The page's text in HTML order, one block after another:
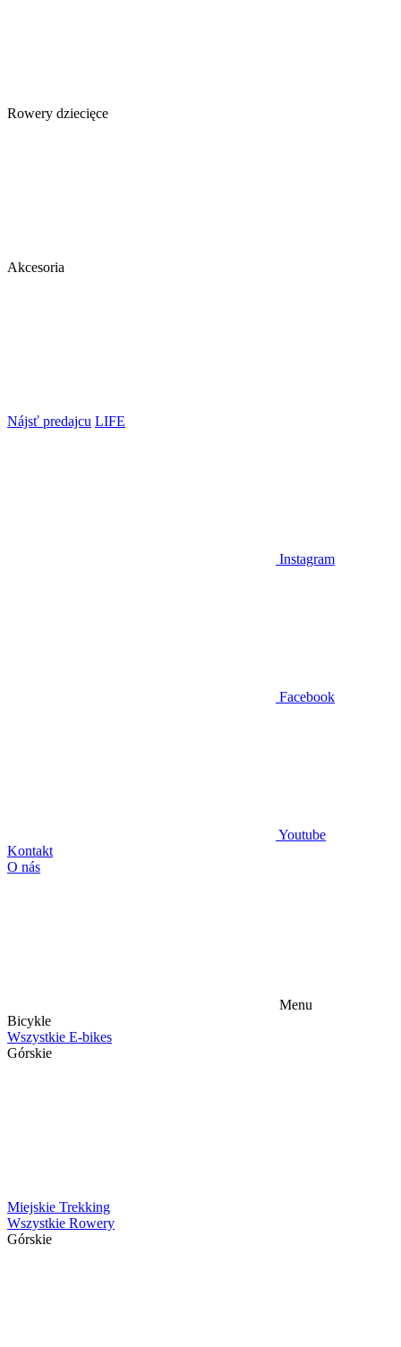
Rowery dziecięce
Akcesoria
Nájsť predajcu LIFE
Instagram
Facebook
Youtube
Kontakt
O nás
Menu
Bicykle
Wszystkie E-bikes
Górskie
Miejskie Trekking
Wszystkie Rowery
Górskie